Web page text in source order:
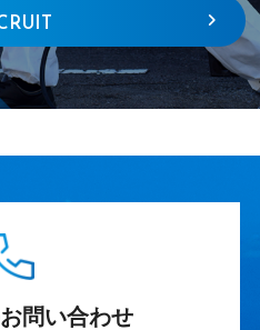
問い合わせ